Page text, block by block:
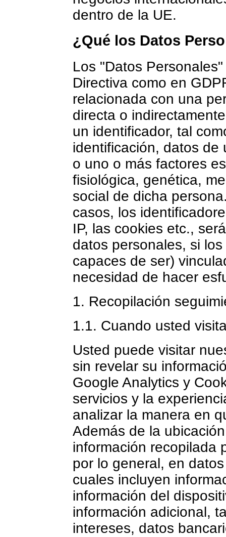
dentro de la UE.
¿Qué los Datos
Los "Datos
Directiva como en
relacionada con una
directa o
un identificador, tal
identificación, datos de
o uno o más factores
fisiológica, genética,
social de dicha
casos, los
IP, las cookies etc.,
datos personales, si
capaces de ser)
necesidad de hacer
1. Recopilación
1.1. Cuando usted
Usted puede visitar
sin revelar su
Google Analytics y
servicios y la
analizar la manera en
Además de la
información recopilada
por lo general, en
cuales incluyen
información del
información adicional,
intereses, datos